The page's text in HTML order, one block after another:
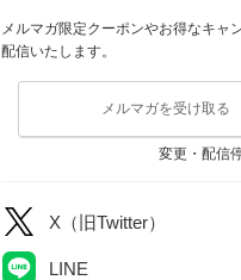
メルマガ限定クーポンやお得なキャ
配信いたします。
メルマガを受け取る
変更・配信
X（旧Twitter）
LINE